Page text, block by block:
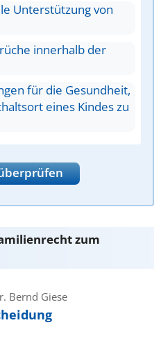
Unterstützung von
innerhalb der
für die Gesundheit,
eines Kindes zu
zum
Bernd Giese